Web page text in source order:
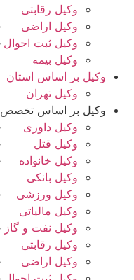
وکیل رقابتی
وکیل اراضی
وکیل ثبت احوال
وکیل بیمه
وکیل بر اساس استان
وکیل تهران
وکیل بر اساس تخصص
وکیل داوری
وکیل قتل
وکیل خانواده
وکیل بانکی
وکیل ورزشی
وکیل مالیاتی
وکیل نفت و گاز
وکیل رقابتی
وکیل اراضی